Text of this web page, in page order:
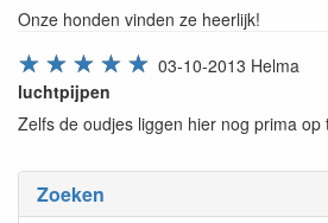
Zoeken
Onze honden vinden ze heerlijk!
☆
☆
☆
☆
☆ 03-10-2013 Helma
luchtpijpen
Zelfs de oudjes liggen hier nog prima op